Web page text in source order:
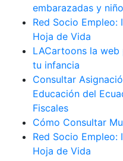
embarazadas y
Red Socio
Hoja de Vida
LACartoons la
tu infancia
Consultar
Educación del
Fiscales
Cómo Consultar
Red Socio
Hoja de Vida